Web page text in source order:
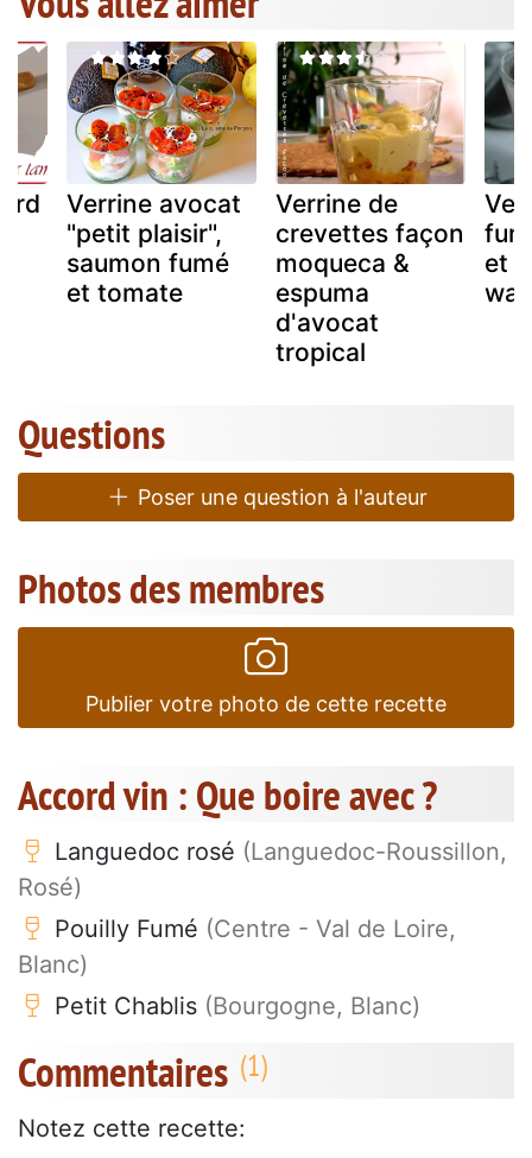
Verrine avocat
"petit plaisir",
saumon fumé
et tomate
Verrine de
crevettes façon
moqueca &
espuma
d'avocat
tropical
et
Questions
Poser une question à l'auteur
Photos des membres
Publier votre photo de cette recette
Accord vin : Que boire avec ?
Languedoc rosé (Languedoc-Roussillon,
Rosé)
Pouilly Fumé (Centre - Val de Loire,
Blanc)
Petit Chablis (Bourgogne, Blanc)
Commentaires
Notez cette recette: